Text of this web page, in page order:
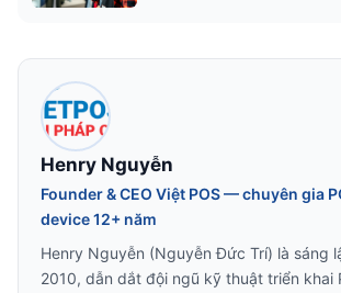
Henry Nguyễn
Founder & CEO Việt POS — chuyên gia
device 12+ năm
Henry Nguyễn (Nguyễn Đức Trí) là sáng
2010, dẫn dắt đội ngũ kỹ thuật triển khai